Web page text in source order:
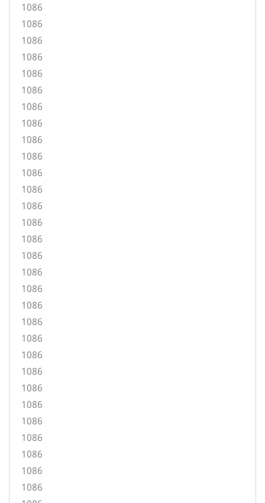
1086
1086
1086
1086
1086
1086
1086
1086
1086
1086
1086
1086
1086
1086
1086
1086
1086
1086
1086
1086
1086
1086
1086
1086
1086
1086
1086
1086
1086
1086